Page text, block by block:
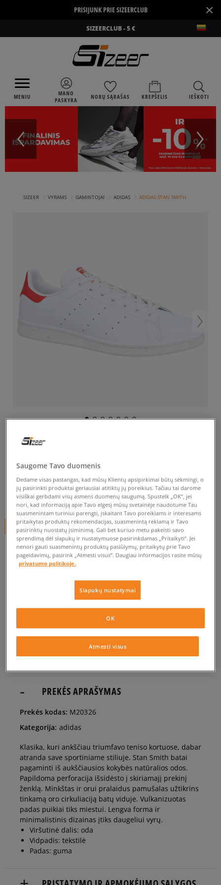
PRISIJUNK PRIE SIZEERCLUB ×
SIZEERCLUB - 5 €
MENIU
MANO
PASKYRA
NORŲ SĄRAŠAS KREPŠELIS IEŠKOTI
SIZEER VYRAMS GAMINTOJAI ADIDAS ADIDAS STAN SMITH
ADIDAS STAN SMITH
vyrams, adidas
0.0(0)
49,99€
+ 50 tšk. SizeerClub
Prekė neprieinama
Jei prekė vėl bus sandėlyje, gausi pranešimą iš mūsų.
Pasirinkti dydį
40 2/3 25,5 cm Pranešti man
41 1/3 26 cm
42 2/3 27 cm Pranešti man
43 1/3 27,5 cm Pranešti man
44 28 cm Pranešti man
44 2/3 28,5 cm
PATIKRINK PRIEINAMUMĄ PARDUOTUVĖJE
PREKĖS APRAŠYMAS
Prekės kodas: M20326
Kategorija: adidas
Klasika, kuri ankščiau triumfavo teniso kortuose, dabar
atranda save sportiniame stiliuje. Stan Smith batai
pagaminti iš aukščiausios kokybės natūralios odos.
Papildoma perforacija išsidėsto į skiriamajį prekinį
ženklą. Minkštas ir orui pralaidus pamušalas užtikrins
tinkamą oro cirkuliaciją batų viduje. Vulkanizuotas
padas puikiai tiks miestui. Lengva forma ir
minimalistinis dizainas įtiks daugeliui vyrų.
Viršutinė dalis: oda
Vidpadis: tekstilė
Padas: guma
Saugome Tavo duomenis
Dedame visas pastangas, kad mūsų Klientų apsipirkimai būtų sėkmingi, o
jų pasirinkti produktai geriausiai atitiktų jų poreikius. Tačiau tai darome
visiškai gerbdami visų asmens duomenų saugumą. Spustelk „OK“, jei
nori, kad informaciją apie Tavo elgesį mūsų svetainėje naudotume Tau
suasmenintam turiniui parengti, įskaitant Tavo poreikiams ir interesams
pritaikytas produktų rekomendacijas, suasmenintą reklamą ir Tavo
pasirinktų nuostatų įsiminimą. Gali bet kuriuo metu pakeisti savo
sprendimą dėl slapukų ir nustatymuose pasirinkdamas „Pritaikyti“. Jei
nenori gauti suasmenintų produktų pasiūlymų, pritaikytų prie Tavo
pageidavimų, pasirink „Atmesti visus”. Daugiau informacijos rasite mūsų
privatumo politikoje.
Slapukų nustatymai
Atmesti visus
OK